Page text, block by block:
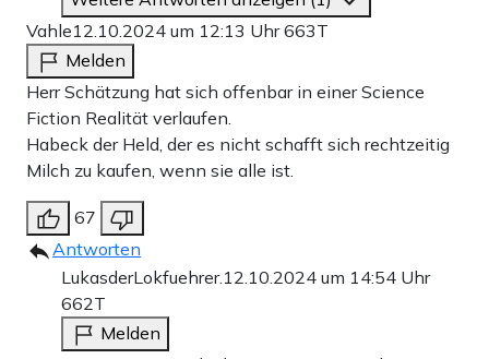
Vahle12.10.2024 um 12:13 Uhr663T
Melden
Herr Schätzung hat sich offenbar in einer Science
Fiction Realität verlaufen.
Habeck der Held, der es nicht schafft sich rechtzeitig
Milch zu kaufen, wenn sie alle ist.
67
Antworten
LukasderLokfuehrer.12.10.2024 um 14:54 Uhr
662T
Melden